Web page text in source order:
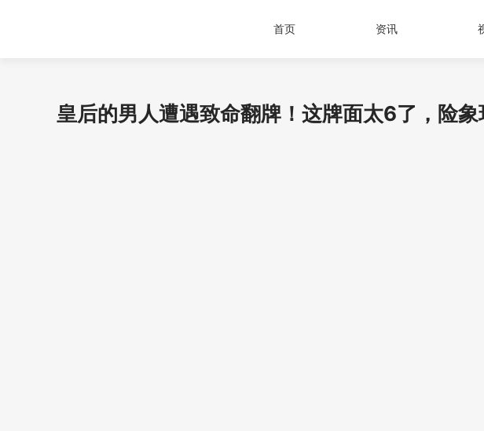
首页 资讯
皇后的男人遭遇致命翻牌！这牌面太6了，险